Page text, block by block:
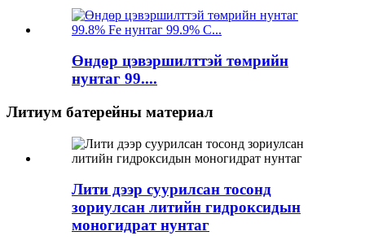
Өндөр цэвэршилттэй төмрийн
нунтаг 99....
Литиум батерейны материал
Лити дээр суурилсан тосонд
зориулсан литийн гидроксидын
моногидрат нунтаг